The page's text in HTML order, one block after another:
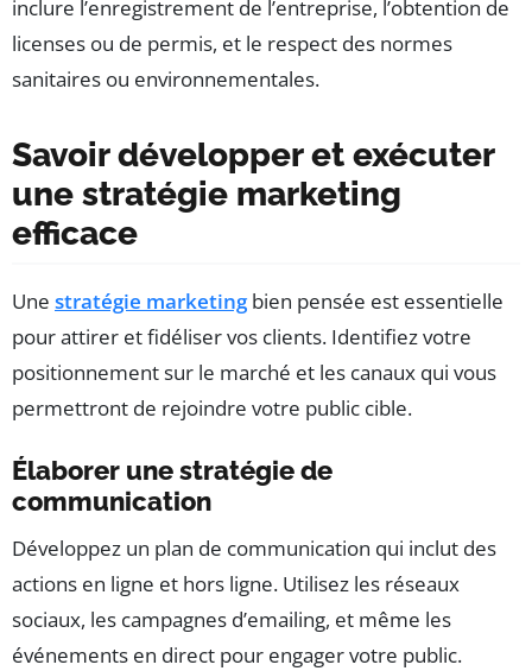
inclure l’enregistrement de l’entreprise, l’obtention de
licenses ou de permis, et le respect des normes
sanitaires ou environnementales.
Savoir développer et exécuter
une stratégie marketing
efficace
Une stratégie marketingbien pensée est essentielle
pour attirer et fidéliser vos clients. Identifiez votre
positionnement sur le marché et les canaux qui vous
permettront de rejoindre votre public cible.
Élaborer une stratégie de
communication
Développez un plan de communication qui inclut des
actions en ligne et hors ligne. Utilisez les réseaux
sociaux, les campagnes d’emailing, et même les
événements en direct pour engager votre public.